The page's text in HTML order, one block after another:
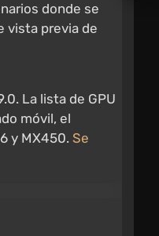
donde se
vista previa de
La lista de GPU
móvil, el
y MX450. Se